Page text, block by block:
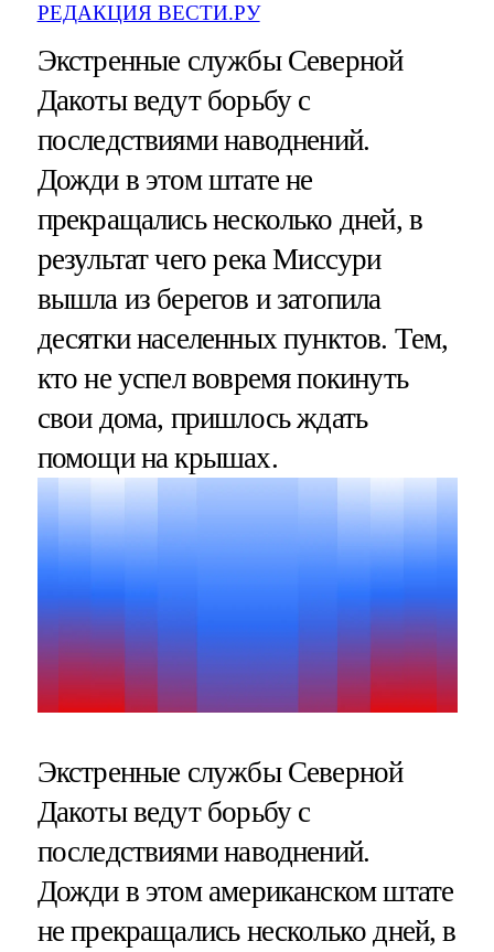
РЕДАКЦИЯ ВЕСТИ.РУ
Экстренные службы Северной
Дакоты ведут борьбу с
последствиями наводнений.
Дожди в этом штате не
прекращались несколько дней, в
результат чего река Миссури
вышла из берегов и затопила
десятки населенных пунктов. Тем,
кто не успел вовремя покинуть
свои дома, пришлось ждать
помощи на крышах.
Экстренные службы Северной
Дакоты ведут борьбу с
последствиями наводнений.
Дожди в этом американском штате
не прекращались несколько дней, в